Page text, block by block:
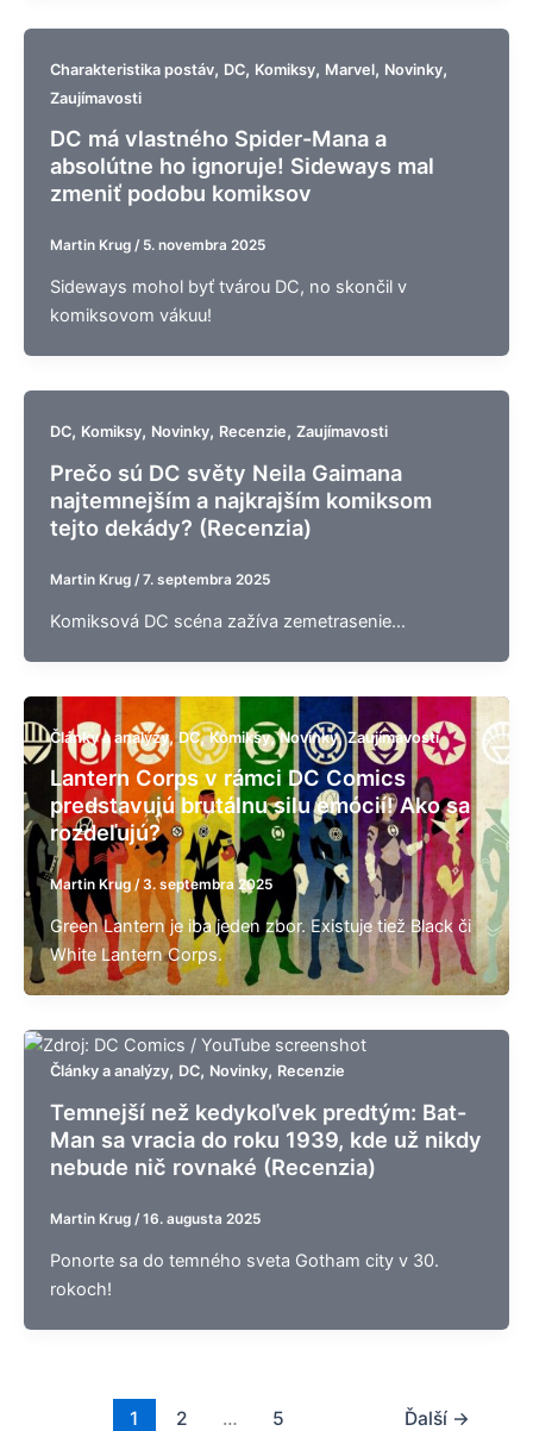
Charakteristika postáv, DC, Komiksy, Marvel, Novinky,
Zaujímavosti
DC má vlastného Spider-Mana a
absolútne ho ignoruje! Sideways mal
zmeniť podobu komiksov
Martin Krug / 5. novembra 2025
Sideways mohol byť tvárou DC, no skončil v
komiksovom vákuu!
DC, Komiksy, Novinky, Recenzie, Zaujímavosti
Prečo sú DC světy Neila Gaimana
najtemnejším a najkrajším komiksom
tejto dekády? (Recenzia)
Martin Krug / 7. septembra 2025
Komiksová DC scéna zažíva zemetrasenie…
Články a analýzy,DC,Komiksy,Novinky,Zaujímavosti
Lantern Corps v rámci DC Comics
predstavujú brutálnu silu emócií! Ako sa
rozdeľujú?
Martin Krug /3. septembra 2025
Green Lantern je iba jeden zbor. Existuje tiež Black či
White Lantern Corps.
Články a analýzy, DC, Novinky, Recenzie
Temnejší než kedykoľvek predtým: Bat-
Man sa vracia do roku 1939, kde už nikdy
nebude nič rovnaké (Recenzia)
Martin Krug / 16. augusta 2025
Ponorte sa do temného sveta Gotham city v 30.
rokoch!
1 2 … 5 Ďalší →